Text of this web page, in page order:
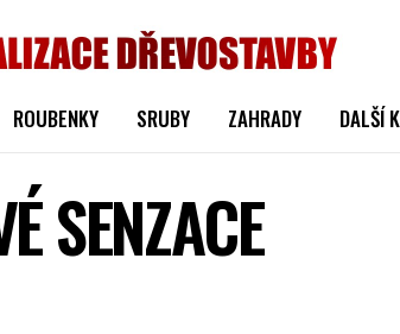
ROUBENKY SRUBY ZAHRADY DALŠÍ
SENZACE